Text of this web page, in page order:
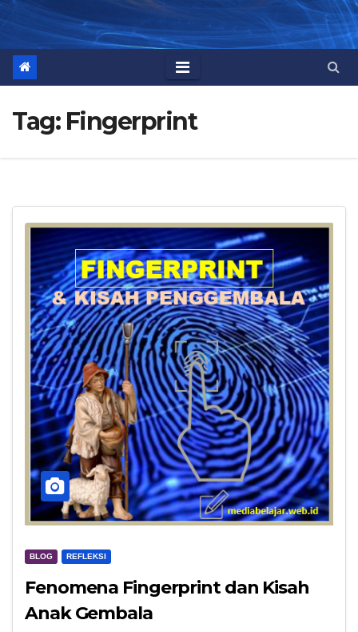
Tag: Fingerprint
BLOG REFLEKSI
Fenomena Fingerprint dan Kisah
Anak Gembala